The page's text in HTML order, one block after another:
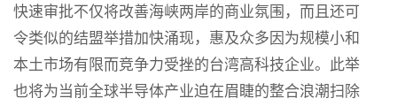
快速审批不仅将改善海峡两岸的商业氛围，而且还可
令类似的结盟举措加快涌现，惠及众多因为规模小和
本土市场有限而竞争力受挫的台湾高科技企业。此举
也将为当前全球半导体产业迫在眉睫的整合浪潮扫除